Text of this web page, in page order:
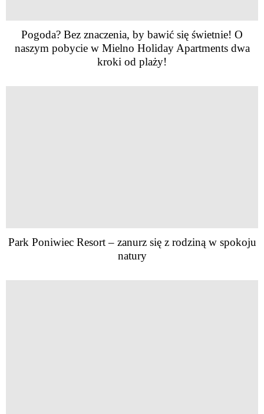
Pogoda? Bez znaczenia, by bawić się świetnie! O
naszym pobycie w Mielno Holiday Apartments dwa
kroki od plaży!
Park Poniwiec Resort – zanurz się z rodziną w spokoju
natury